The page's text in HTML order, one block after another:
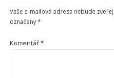
Vaše e-mailová adresa nebude
označeny*
Komentář*